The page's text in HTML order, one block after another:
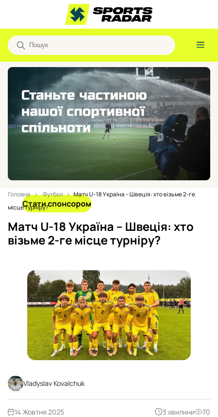
Стати спонсором
Головна Футбол
Матч U-18 Україна – Швеція: хто візьме 2-ге
місце турніру?
Матч U-18 Україна – Швеція: хто
візьме 2-ге місце турніру?
Vladyslav Kovalchuk
3 хвилини 70
14 Жовтня 2025